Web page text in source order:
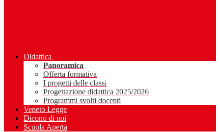
Didattica
Panoramica
Offerta formativa
I progetti delle classi
Progettazione didattica 2025/2026
Programmi svolti docenti
Veneto Legge
Dicono di noi
Scuola Aperta